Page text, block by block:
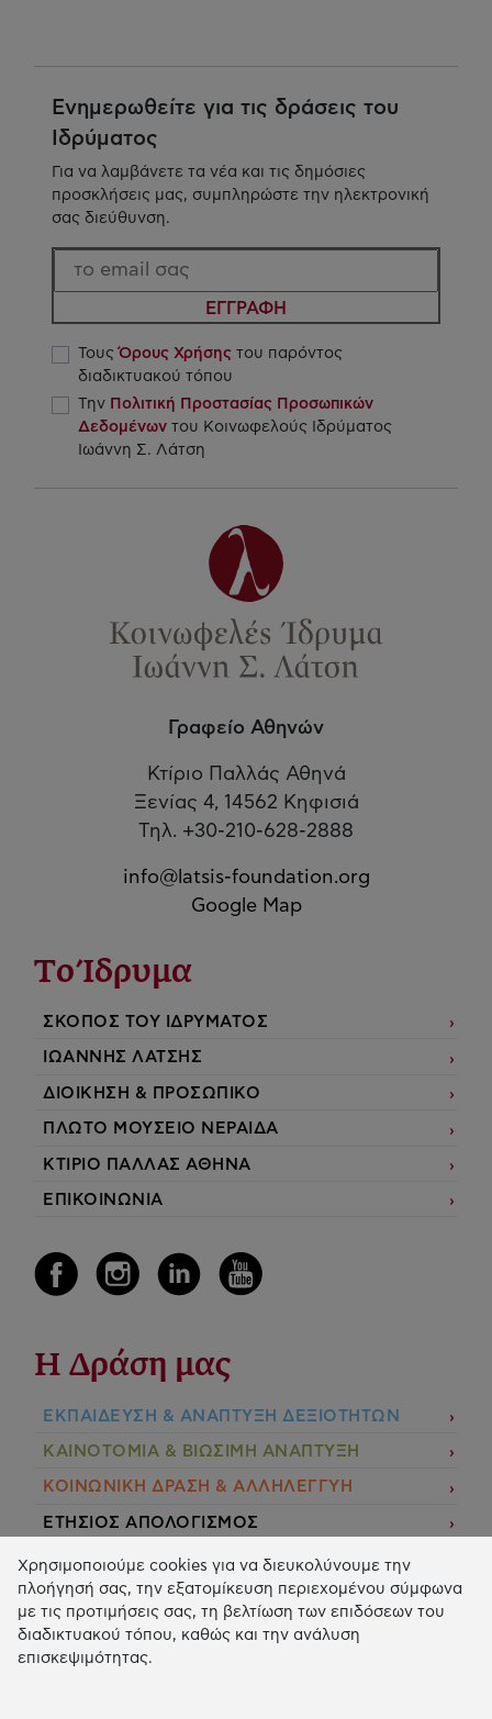
Ενημερωθείτε για τις δράσεις του
Ιδρύματος
Για να λαμβάνετε τα νέα και τις δημόσιες
προσκλήσεις μας, συμπληρώστε την ηλεκτρονική
σας διεύθυνση.
ΕΓΓΡΑΦΗ
ΤουςΌρους Χρήσης του παρόντος
διαδικτυακού τόπου
Την Πολιτική Προστασίας Προσωπικών
Δεδομένων του Κοινωφελούς Ιδρύματος
Ιωάννη Σ. Λάτση
Γραφείο Αθηνών
Κτίριο Παλλάς Αθηνά
Ξενίας 4, 14562 Κηφισιά
Τηλ. +30-210-628-2888
info@latsis-foundation.org
Google Map
Το Ίδρυμα
ΣΚΟΠΟΣ ΤΟΥ ΙΔΡΥΜΑΤΟΣ
ΙΩΑΝΝΗΣ ΛΑΤΣΗΣ
ΔΙΟΙΚΗΣΗ & ΠΡΟΣΩΠΙΚΟ
ΠΛΩΤΟ ΜΟΥΣΕΙΟ ΝΕΡΑΙΔΑ
ΚΤΙΡΙΟ ΠΑΛΛΑΣ ΑΘΗΝΑ
ΕΠΙΚΟΙΝΩΝΙΑ
Η Δράση μας
ΕΚΠΑIΔΕΥΣΗ & ΑΝΑΠΤΥΞΗ ΔΕΞΙΟΤΗΤΩΝ
ΚΑΙΝΟΤΟΜΙΑ & ΒΙΩΣΙΜΗ ΑΝΑΠΤΥΞΗ
ΚΟΙΝΩΝΙΚΗ ΔΡΑΣΗ & ΑΛΛΗΛΕΓΓΥΗ
ΕΤΗΣΙΟΣ ΑΠΟΛΟΓΙΣΜΟΣ
E-LIBRARY
ΧΡΗΜΑΤΟΔΟΤΗΣΕΙΣ
ΑΙΤΗΣΗ ΧΡΗΜΑΤΟΔΟΤΗΣΗΣ
Χρησιμοποιούμε cookies για να διευκολύνουμε την
πλοήγησή σας, την εξατομίκευση περιεχομένου σύμφωνα
με τις προτιμήσεις σας, τη βελτίωση των επιδόσεων του
διαδικτυακού τόπου, καθώς και την ανάλυση
επισκεψιμότητας.